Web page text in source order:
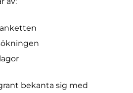
bekanta sig med